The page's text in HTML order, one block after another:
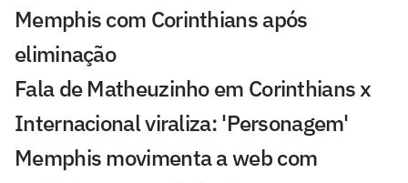
Memphis com Corinthians após
eliminação
Fala de Matheuzinho em Corinthians x
Internacional viraliza: 'Personagem'
Memphis movimenta a web com